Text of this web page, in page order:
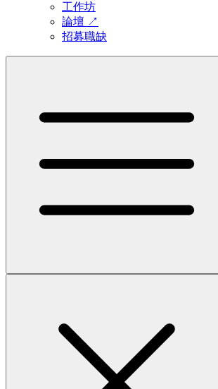
工作坊
論壇 ↗
招募職缺